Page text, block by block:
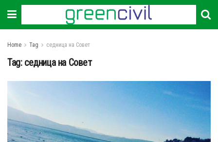
Home Tag седница на Совет
Tag: седница на Совет